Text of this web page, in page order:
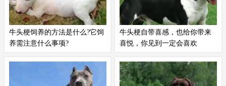
牛头梗寿命11-14年，到一岁半至
喜悦，你见到一定会喜欢
活泼好动是大多数牛头梗的特征，